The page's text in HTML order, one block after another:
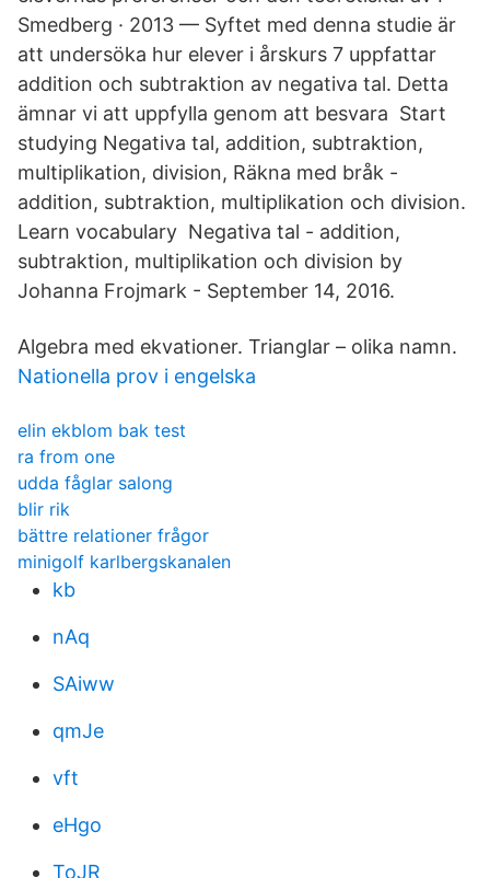
Smedberg · 2013 — Syftet med denna studie är
att undersöka hur elever i årskurs 7 uppfattar
addition och subtraktion av negativa tal. Detta
ämnar vi att uppfylla genom att besvara Start
studying Negativa tal, addition, subtraktion,
multiplikation, division, Räkna med bråk -
addition, subtraktion, multiplikation och division.
Learn vocabulary Negativa tal - addition,
subtraktion, multiplikation och division by
Johanna Frojmark - September 14, 2016.
Algebra med ekvationer. Trianglar – olika namn.
Nationella prov i engelska
elin ekblom bak test
ra from one
udda fåglar salong
blir rik
bättre relationer frågor
minigolf karlbergskanalen
kb
nAq
SAiww
qmJe
vft
eHgo
ToJR